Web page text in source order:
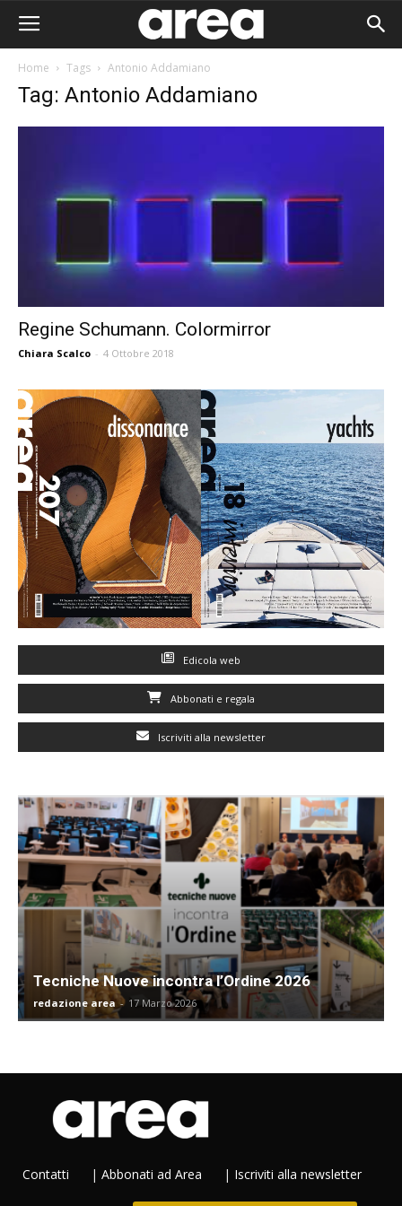
Home Tags Antonio Addamiano
Tag: Antonio Addamiano
Regine Schumann. Colormirror
Chiara Scalco - 4 Ottobre 2018
Edicola web
Abbonati e regala
Iscriviti alla newsletter
Tecniche Nuove incontra l’Ordine 2026
redazione area - 17 Marzo 2026
Contatti | Abbonati ad Area | Iscriviti alla newsletter